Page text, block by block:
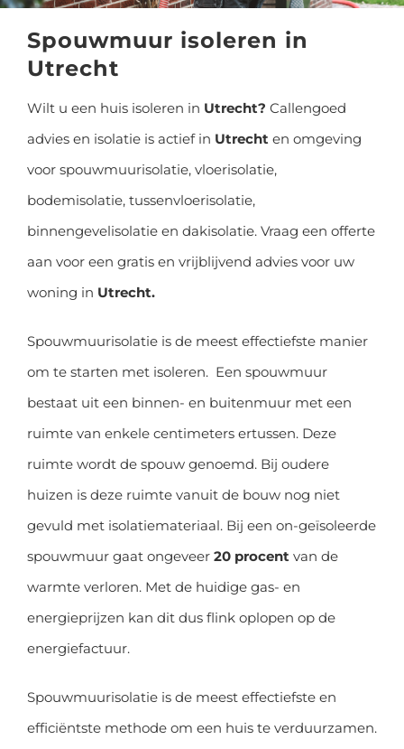
GRATIS EN VRIJBLIJVENDE OFFERTE
Spouwmuur isoleren in
Utrecht
Wilt u een huis isoleren in Utrecht? Callengoed
advies en isolatie is actief in Utrecht en omgeving
voor spouwmuurisolatie, vloerisolatie,
bodemisolatie, tussenvloerisolatie,
binnengevelisolatie en dakisolatie. Vraag een offerte
aan voor een gratis en vrijblijvend advies voor uw
woning in Utrecht.
Spouwmuurisolatie is de meest effectiefste manier
om te starten met isoleren. Een spouwmuur
bestaat uit een binnen- en buitenmuur met een
ruimte van enkele centimeters ertussen. Deze
ruimte wordt de spouw genoemd. Bij oudere
huizen is deze ruimte vanuit de bouw nog niet
gevuld met isolatiemateriaal. Bij een on-geïsoleerde
spouwmuur gaat ongeveer 20 procentvan de
warmte verloren. Met de huidige gas- en
energieprijzen kan dit dus flink oplopen op de
energiefactuur.
Spouwmuurisolatie is de meest effectiefste en
efficiëntste methode om een huis te verduurzamen.